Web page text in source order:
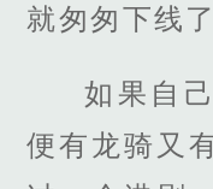
就匆匆下线
如果自
便有龙骑又